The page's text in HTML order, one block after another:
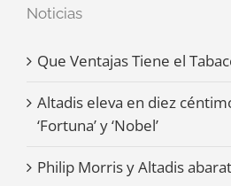
Noticias
Que Ventajas Tiene el
Altadis eleva en diez
‘Fortuna’ y ‘Nobel’
Philip Morris y Altadis